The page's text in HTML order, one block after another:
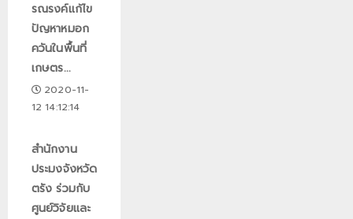
รณรงค์แก้ไข
ปัญหาหมอก
ควันในพื้นที่
เกษตร...
2020-11-
12 14:12:14
สำนักงาน
ประมงจังหวัด
ตรัง ร่วมกับ
ศูนย์วิจัยและ